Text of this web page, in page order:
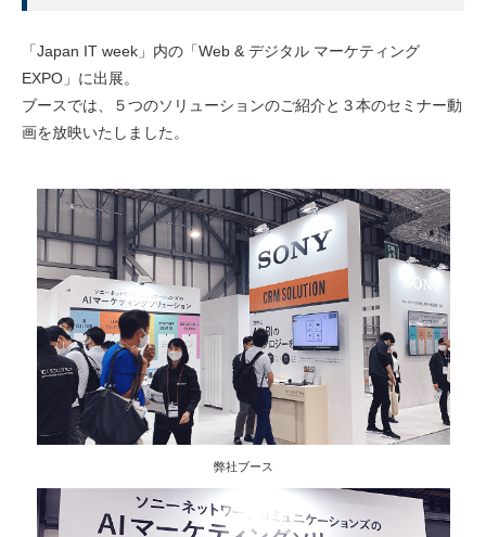
「Japan IT week」内の「Web & デジタル マーケティング
EXPO」に出展。
ブースでは、５つのソリューションのご紹介と３本のセミナー動
画を放映いたしました。
弊社ブース